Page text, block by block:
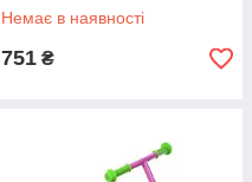
Немає в наявності
751 ₴